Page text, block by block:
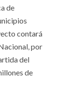
de
contará
por
del
de